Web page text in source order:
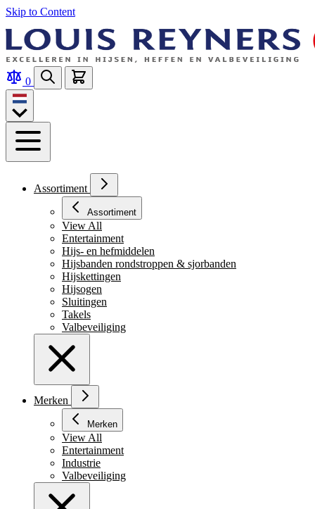
Skip to Content
0
Assortiment
Assortiment
View All
Entertainment
Hijs- en hefmiddelen
Hijsbanden rondstroppen & sjorbanden
Hijskettingen
Hijsogen
Sluitingen
Takels
Valbeveiliging
Merken
Merken
View All
Entertainment
Industrie
Valbeveiliging